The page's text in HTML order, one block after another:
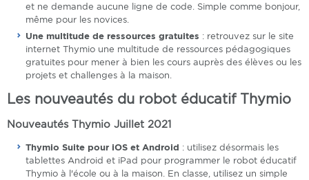
et ne demande aucune ligne de code. Simple comme bonjour,
même pour les novices.
Une multitude de ressources gratuites : retrouvez sur le site
internet Thymio une multitude de ressources pédagogiques
gratuites pour mener à bien les cours auprès des élèves ou les
projets et challenges à la maison.
Les nouveautés du robot éducatif Thymio
Nouveautés Thymio Juillet 2021
Thymio Suite pour iOS et Android : utilisez désormais les
tablettes Android et iPad pour programmer le robot éducatif
Thymio à l'école ou à la maison. En classe, utilisez un simple